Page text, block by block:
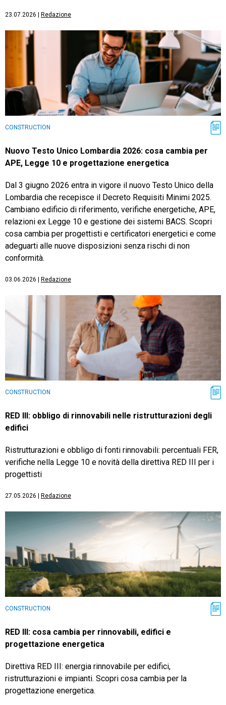
23.07.2026 | Redazione
CONSTRUCTION
Nuovo Testo Unico Lombardia 2026: cosa cambia per
APE, Legge 10 e progettazione energetica
Dal 3 giugno 2026 entra in vigore il nuovo Testo Unico della
Lombardia che recepisce il Decreto Requisiti Minimi 2025.
Cambiano edificio di riferimento, verifiche energetiche, APE,
relazioni ex Legge 10 e gestione dei sistemi BACS. Scopri
cosa cambia per progettisti e certificatori energetici e come
adeguarti alle nuove disposizioni senza rischi di non
conformità.
03.06.2026 | Redazione
CONSTRUCTION
RED III: obbligo di rinnovabili nelle ristrutturazioni degli
edifici
Ristrutturazioni e obbligo di fonti rinnovabili: percentuali FER,
verifiche nella Legge 10 e novità della direttiva RED III per i
progettisti
27.05.2026 | Redazione
CONSTRUCTION
RED III: cosa cambia per rinnovabili, edifici e
progettazione energetica
Direttiva RED III: energia rinnovabile per edifici,
ristrutturazioni e impianti. Scopri cosa cambia per la
progettazione energetica.